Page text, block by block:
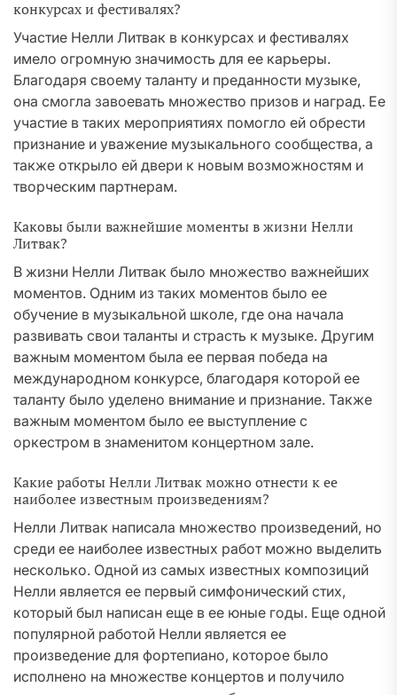
конкурсах и фестивалях?
Участие Нелли Литвак в конкурсах и фестивалях
имело огромную значимость для ее карьеры.
Благодаря своему таланту и преданности музыке,
она смогла завоевать множество призов и наград. Ее
участие в таких мероприятиях помогло ей обрести
признание и уважение музыкального сообщества, а
также открыло ей двери к новым возможностям и
творческим партнерам.
Каковы были важнейшие моменты в жизни Нелли
Литвак?
В жизни Нелли Литвак было множество важнейших
моментов. Одним из таких моментов было ее
обучение в музыкальной школе, где она начала
развивать свои таланты и страсть к музыке. Другим
важным моментом была ее первая победа на
международном конкурсе, благодаря которой ее
таланту было уделено внимание и признание. Также
важным моментом было ее выступление с
оркестром в знаменитом концертном зале.
Какие работы Нелли Литвак можно отнести к ее
наиболее известным произведениям?
Нелли Литвак написала множество произведений, но
среди ее наиболее известных работ можно выделить
несколько. Одной из самых известных композиций
Нелли является ее первый симфонический стих,
который был написан еще в ее юные годы. Еще одной
популярной работой Нелли является ее
произведение для фортепиано, которое было
исполнено на множестве концертов и получило